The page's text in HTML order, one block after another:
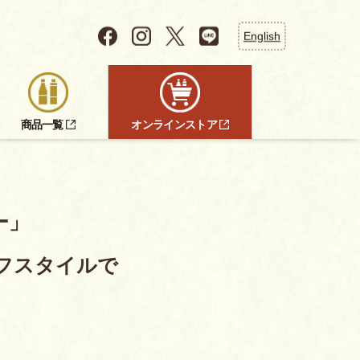
English
商品一覧 オンラインストア
スタイルで